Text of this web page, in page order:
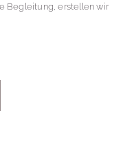
Begleitung, erstellen wir